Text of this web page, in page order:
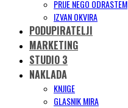
PRIJE NEGO ODRASTEM
IZVAN OKVIRA
PODUPIRATELJI
MARKETING
STUDIO 3
NAKLADA
KNJIGE
GLASNIK MIRA